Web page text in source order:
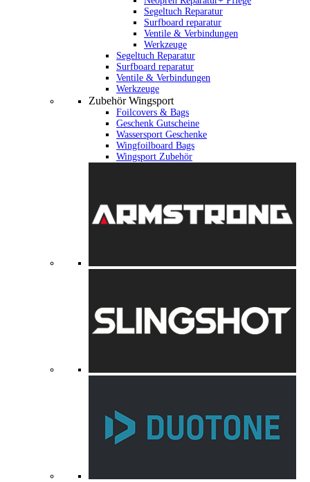
Segeltuch Reparatur
Surfboard reparatur
Ventile & Verbindungen
Werkzeuge
Segeltuch Reparatur
Surfboard reparatur
Ventile & Verbindungen
Werkzeuge
Zubehör Wingsport
Foilcovers & Bags
Geschenk Gutscheine
Wassersport Geschenke
Wingfoilboard Bags
Wingsport Zubehör